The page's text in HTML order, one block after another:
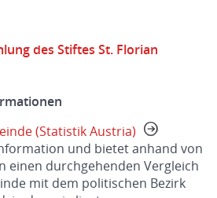
des Stiftes St. Florian
(Statistik Austria)
und bietet anhand von
einen durchgehenden Vergleich
mit dem politischen Bezirk